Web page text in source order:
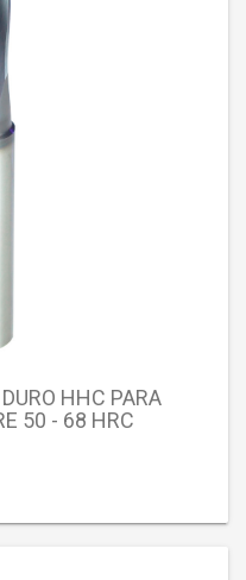
HHC PARA
50 - 68 HRC